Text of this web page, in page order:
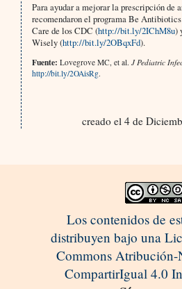
Para ayudar a mejorar la prescripción de
recomendaron el programa Be
Care de los CDC (http://bit.ly/2IChM8u)
Wisely (http://bit.ly/2OBqxFd).
Fuente: Lovegrove MC, et al. J Pediatric
http://bit.ly/2OAisRg.
creado el 4 de
Los contenidos de
distribuyen bajo una
Commons
CompartirIgual 4.0